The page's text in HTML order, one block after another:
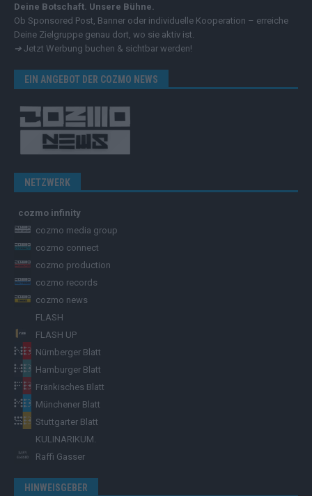
Deine Botschaft. Unsere Bühne.
Ob Sponsored Post, Banner oder individuelle Kooperation – erreiche
Deine Zielgruppe genau dort, wo sie aktiv ist.
➔ Jetzt Werbung buchen & sichtbar werden!
EIN ANGEBOT DER COZMO NEWS
NETZWERK
cozmo infinity
cozmo media group
cozmo connect
cozmo production
cozmo records
cozmo news
FLASH
FLASH UP
Nürnberger Blatt
Hamburger Blatt
Fränkisches Blatt
Münchener Blatt
Stuttgarter Blatt
KULINARIKUM.
Raffi Gasser
HINWEISGEBER